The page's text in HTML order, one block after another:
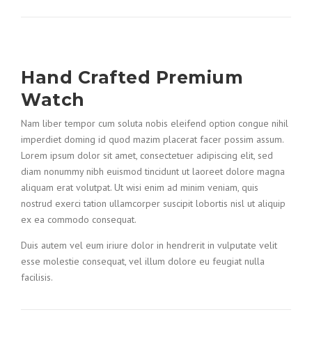
Hand Crafted Premium
Watch
Nam liber tempor cum soluta nobis eleifend option congue nihil
imperdiet doming id quod mazim placerat facer possim assum.
Lorem ipsum dolor sit amet, consectetuer adipiscing elit, sed
diam nonummy nibh euismod tincidunt ut laoreet dolore magna
aliquam erat volutpat. Ut wisi enim ad minim veniam, quis
nostrud exerci tation ullamcorper suscipit lobortis nisl ut aliquip
ex ea commodo consequat.
Duis autem vel eum iriure dolor in hendrerit in vulputate velit
esse molestie consequat, vel illum dolore eu feugiat nulla
facilisis.